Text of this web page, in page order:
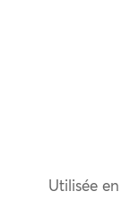
Utilisée